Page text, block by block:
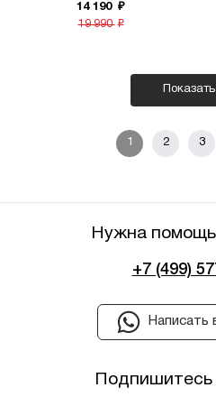
14 190 ₽
19 990 ₽
1 2 3
Нужна помощь
+7 (499)
Написать
Подпишитесь